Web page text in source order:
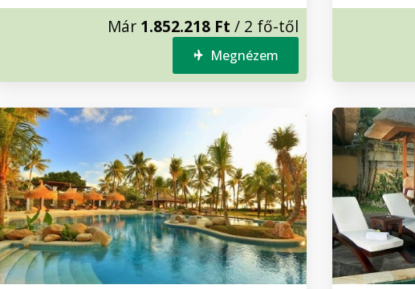
Már 1.852.218 Ft / 2 fő-től
Megnézem